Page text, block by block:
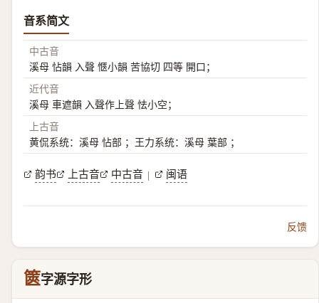
音系简文
中古音
溪母 怗韻 入聲 愜小韻 苦協切 四等 開口；
近代音
溪母 車遮韻 入聲作上聲 怯小空；
上古音
黄侃系统：溪母 怗部 ；王力系统：溪母 葉部 ；
韵书 上古音 中古音 | 闽语
反馈
篋字源字形